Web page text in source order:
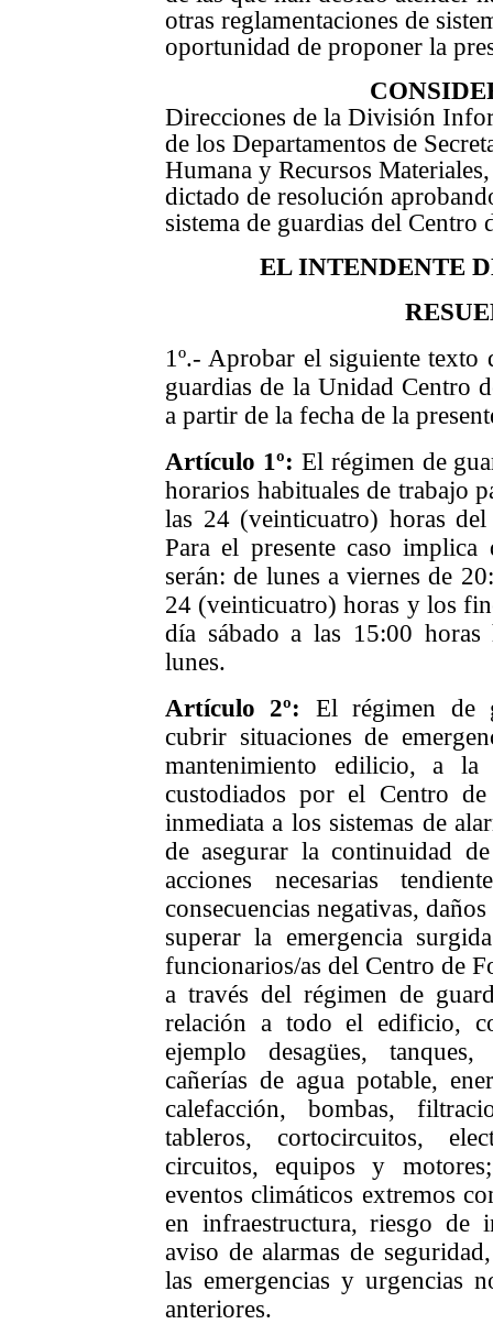
otras reglamentaciones de
oportunidad de proponer la
Direcciones de la División
de los Departamentos de
Humana y Recursos
dictado de resolución
sistema de guardias del Centro
EL INTENDENTE
1º.- Aprobar el siguiente texto
guardias de la Unidad Centro
a partir de la fecha de la
Artículo 1º: El régimen de
horarios habituales de trabajo
las 24 (veinticuatro) horas
Para el presente caso
serán: de lunes a viernes de
24 (veinticuatro) horas y los
día sábado a las 15:00
lunes.
Artículo 2º: El régimen de
cubrir situaciones de
mantenimiento edilicio, a
custodiados por el Centro
inmediata a los sistemas de
de asegurar la continuidad
acciones necesarias
consecuencias negativas,
superar la emergencia
funcionarios/as del Centro de
a través del régimen de
relación a todo el edificio,
ejemplo desagües,
cañerías de agua potable,
calefacción, bombas,
tableros, cortocircuitos,
circuitos, equipos y
eventos climáticos extremos
en infraestructura, riesgo de
aviso de alarmas de
las emergencias y urgencias
anteriores.